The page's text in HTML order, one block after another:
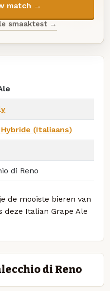
match →
smaaktest →
(Italiaans)
di Reno
de mooiste bieren van
deze Italian Grape Ale
di Reno